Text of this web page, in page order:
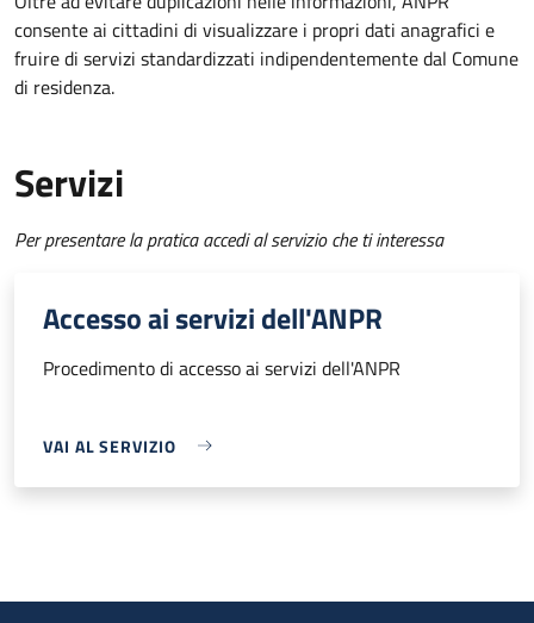
consente ai cittadini di visualizzare i propri dati anagrafici e
fruire di servizi standardizzati indipendentemente dal Comune
di residenza.
Servizi
Per presentare la pratica accedi al servizio che ti interessa
Accesso ai servizi dell'ANPR
Procedimento di accesso ai servizi dell'ANPR
VAI AL SERVIZIO